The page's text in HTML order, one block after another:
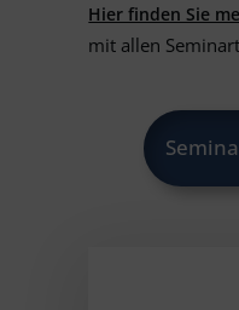
Hier finden Sie
mit allen